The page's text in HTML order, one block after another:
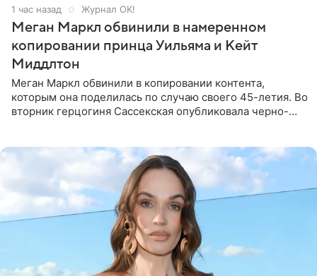
1 час назад Журнал OK!
Меган Маркл обвинили в намеренном
копировании принца Уильяма и Кейт
Миддлтон
Меган Маркл обвинили в копировании контента,
которым она поделилась по случаю своего 45-летия. Во
вторник герцогиня Сассекская опубликовала черно-